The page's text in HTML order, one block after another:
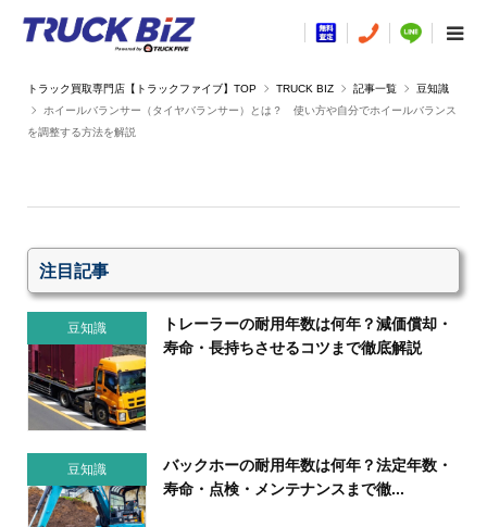
TRUCK BIZ 記事一覧
豆知識
ホイールバランサー（タイヤバランサー）とは？ 使い方や自分でホイールバランス
を調整する方法を解説
注目記事
豆知識
トレーラーの耐用年数は何年？減価償却・
寿命・長持ちさせるコツまで徹底解説
豆知識
バックホーの耐用年数は何年？法定年数・
寿命・点検・メンテナンスまで徹...